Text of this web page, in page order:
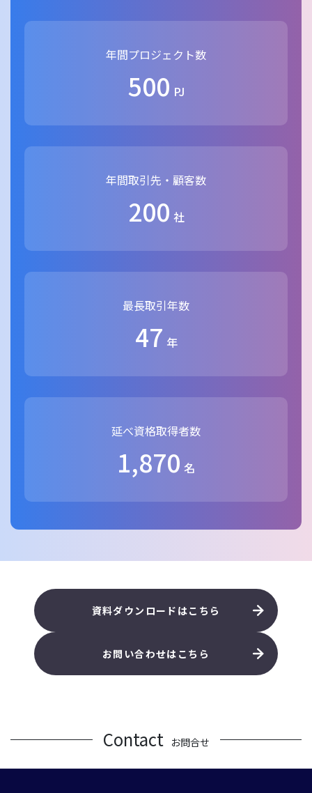
年間プロジェクト数
500 PJ
年間取引先・顧客数
200 社
最長取引年数
47 年
延べ資格取得者数
1,870 名
資料ダウンロードはこちら
お問い合わせはこちら
Contact お問合せ